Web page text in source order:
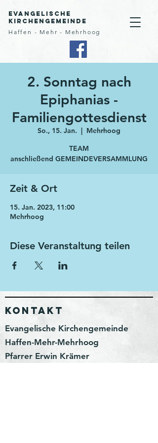
Evangelische
Kirchengemeinde
Haffen - Mehr - Mehrhoog
2. Sonntag nach
Epiphanias -
Familiengottesdienst
So., 15. Jan.
  |
Mehrhoog
TEAM
anschließend GEMEINDEVERSAMMLUNG
Zeit & Ort
15. Jan. 2023, 11:00
Mehrhoog
Diese Veranstaltung teilen
KONTAKT
Evangelische Kirchengemeinde
Haffen-Mehr-Mehrhoog
Pfarrer Erwin Krämer